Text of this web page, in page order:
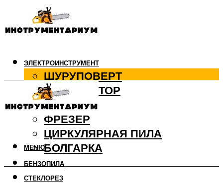
ЭЛЕКТРОИНСТРУМЕНТ
ШУРУПОВЕРТ
ПЕРФОРАТОР
ДРЕЛЬ
ФРЕЗЕР
ЦИРКУЛЯРНАЯ ПИЛА
БОЛГАРКА
БЕНЗОПИЛА
СТЕКЛОРЕЗ
МЕНЮ